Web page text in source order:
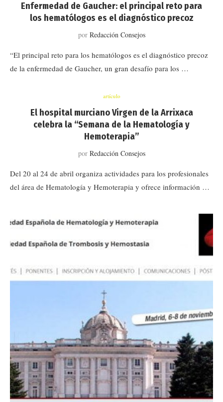
Enfermedad de Gaucher: el principal reto para
los hematólogos es el diagnóstico precoz
por Redacción Consejos
“El principal reto para los hematólogos es el diagnóstico precoz
de la enfermedad de Gaucher, un gran desafío para los …
artículo
El hospital murciano Virgen de la Arrixaca
celebra la “Semana de la Hematología y
Hemoterapia”
por Redacción Consejos
Del 20 al 24 de abril organiza actividades para los profesionales
del área de Hematología y Hemoterapia y ofrece información …